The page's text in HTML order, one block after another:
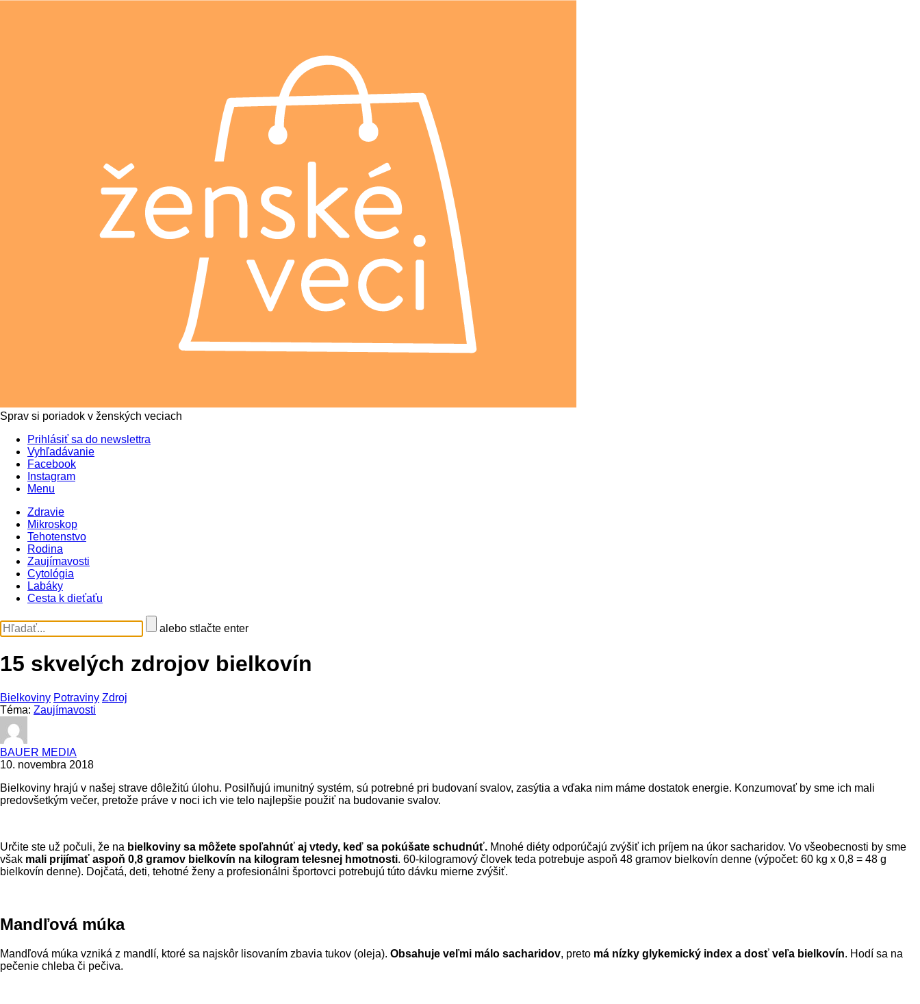
Sprav si poriadok v ženských veciach
Prihlásiť sa do newslettra
Vyhľadávanie
Facebook
Instagram
Menu
Zdravie
Mikroskop
Tehotenstvo
Rodina
Zaujímavosti
Cytológia
Labáky
Cesta k dieťaťu
alebo stlačte enter
15 skvelých zdrojov bielkovín
Bielkoviny Potraviny Zdroj
Téma: Zaujímavosti
BAUER MEDIA
10. novembra 2018
Bielkoviny hrajú v našej strave dôležitú úlohu. Posilňujú imunitný systém, sú potrebné pri budovaní svalov, zasýtia a vďaka nim máme dostatok energie. Konzumovať by sme ich mali
predovšetkým večer, pretože práve v noci ich vie telo najlepšie použiť na budovanie svalov.
Určite ste už počuli, že na bielkoviny sa môžete spoľahnúť aj vtedy, keď sa pokúšate schudnúť. Mnohé diéty odporúčajú zvýšiť ich príjem na úkor sacharidov. Vo všeobecnosti by sme
však mali prijímať aspoň 0,8 gramov bielkovín na kilogram telesnej hmotnosti. 60-kilogramový človek teda potrebuje aspoň 48 gramov bielkovín denne (výpočet: 60 kg x 0,8 = 48 g
bielkovín denne). Dojčatá, deti, tehotné ženy a profesionálni športovci potrebujú túto dávku mierne zvýšiť.
Mandľová múka
Mandľová múka vzniká z mandlí, ktoré sa najskôr lisovaním zbavia tukov (oleja). Obsahuje veľmi málo sacharidov, preto má nízky glykemický index a dosť veľa bielkovín. Hodí sa na
pečenie chleba či pečiva.